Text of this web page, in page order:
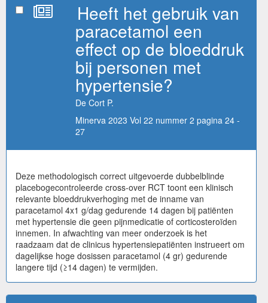
Heeft het gebruik van
paracetamol een
effect op de bloeddruk
bij personen met
hypertensie?
De Cort P.
Minerva 2023 Vol 22 nummer 2 pagina 24 -
27
Deze methodologisch correct uitgevoerde dubbelblinde
placebogecontroleerde cross-over RCT toont een klinisch
relevante bloeddrukverhoging met de inname van
paracetamol 4x1 g/dag gedurende 14 dagen bij patiënten
met hypertensie die geen pijnmedicatie of corticosteroïden
innemen. In afwachting van meer onderzoek is het
raadzaam dat de clinicus hypertensiepatiënten instrueert om
dagelijkse hoge dosissen paracetamol (4 gr) gedurende
langere tijd (≥14 dagen) te vermijden.